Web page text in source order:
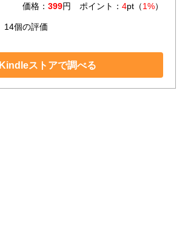
価格： 399円 ポイント： 4pt（1%）
14個の評価
Kindleストアで調べる